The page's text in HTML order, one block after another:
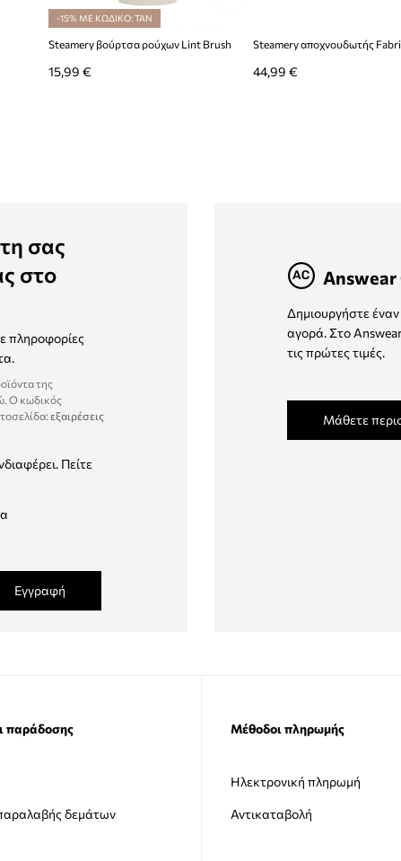
-15% ΜΕ ΚΩΔΙΚΟ: TAN
Steamery βούρτσα ρούχων Lint Brush
15,99 € 44,99 €
σας
στο
πληροφορίες
της
Ο κωδικός
εξαιρέσεις
Πείτε
Εγγραφή
Answear
Δημιουργήστε
αγορά. Στο
τις πρώτες τιμές.
Μάθετε
παράδοσης
δεμάτων
Μέθοδοι πληρωμής
Ηλεκτρονική πληρωμή
Αντικαταβολή